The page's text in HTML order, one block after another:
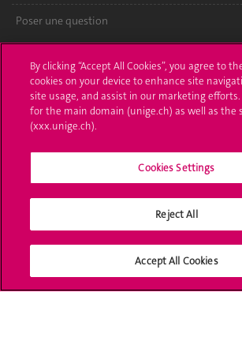
Poser une question
UNIGE Mobile
Médias
Offres d'emploi
Bibliothèque
Médias sociaux UNIGE
By clicking “Accept All Cookies”, you agree to
cookies on your device to enhance site
site usage, and assist in our marketing efforts.
for the main domain (unige.ch) as well as the
(xxx.unige.ch).
Cookies Settings
Reject All
Accept All Cookies